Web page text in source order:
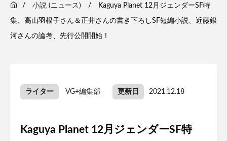
小説 (ニュース) Kaguya Planet 12月ジェンダーSF特
集、高山羽根子さん＆正井さんの書き下ろしSF短編小説、近藤銀
河さんの論考、先行公開開始！
ライター VG+編集部 更新日 2021.12.18
Kaguya Planet 12月ジェンダーSF特